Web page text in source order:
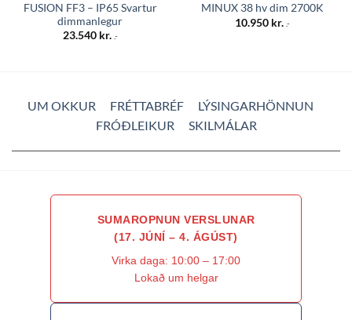
FUSION FF3 – IP65 Svartur
dimmanlegur
23.540 kr. .-
MINUX 38 hv dim 2700K
10.950 kr. .-
UM OKKUR FRÉTTABRÉF
LÝSINGARHÖNNUN
FRÓÐLEIKUR
SKILMÁLAR
SUMAROPNUN VERSLUNAR
(17. JÚNÍ – 4. ÁGÚST)
Virka daga: 10:00 – 17:00
Lokað um helgar